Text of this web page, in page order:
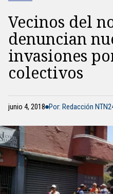
Vecinos del
denuncian
invasiones
colectivos
junio 4, 2018 Por: Redacción